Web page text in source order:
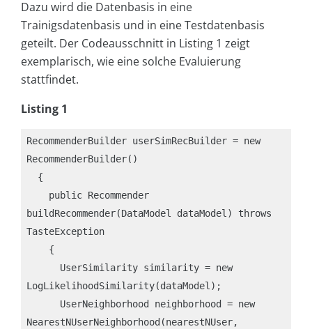
Dazu wird die Datenbasis in eine
Trainigsdatenbasis und in eine Testdatenbasis
geteilt. Der Codeausschnitt in Listing 1 zeigt
exemplarisch, wie eine solche Evaluierung
stattfindet.
Listing 1
RecommenderBuilder userSimRecBuilder = new
RecommenderBuilder()
buildRecommender(DataModel dataModel) throws
TasteException
LogLikelihoodSimilarity(dataModel);
NearestNUserNeighborhood(nearestNUser,